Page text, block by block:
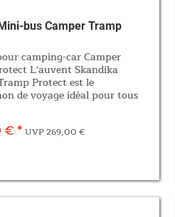
bus Camper Tramp
camping-car Camper
L'auvent Skandika
Protect est le
de voyage idéal pour tous
porte coulissante latérale.
€ * UVP 269,00 €